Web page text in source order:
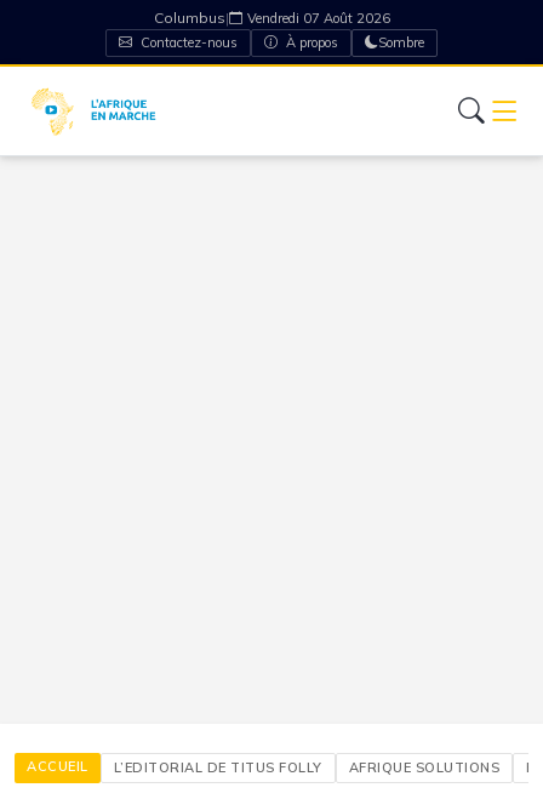
Columbus|
Vendredi 07 Août 2026
Contactez-nous
À propos Sombre
ACCUEIL L’EDITORIAL DE TITUS FOLLY AFRIQUE SOLUTIONS